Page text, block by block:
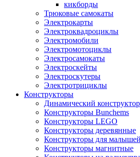
кикборды
Трюковые самокаты
Электрокарты
Электроквадроциклы
Электромобили
Электромотоциклы
Электросамокаты
Электроскейты
Электроскутеры
Электротрициклы
Конструкторы
Динамический конструктор
Конструкторы Bunchems
Конструкторы LEGO
Конструкторы деревянные
Конструкторы для малышей
Конструкторы магнитные